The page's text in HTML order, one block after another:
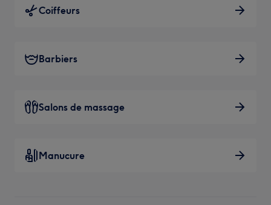
Coiffeurs
Barbiers
Salons de massage
Manucure